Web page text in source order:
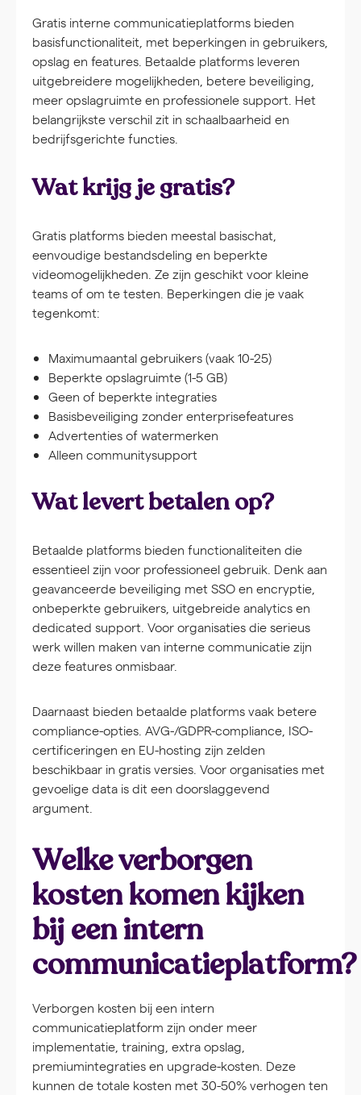
Gratis interne communicatieplatforms bieden
basisfunctionaliteit, met beperkingen in gebruikers,
opslag en features. Betaalde platforms leveren
uitgebreidere mogelijkheden, betere beveiliging,
meer opslagruimte en professionele support. Het
belangrijkste verschil zit in schaalbaarheid en
bedrijfsgerichte functies.
Wat krijg je gratis?
Gratis platforms bieden meestal basischat,
eenvoudige bestandsdeling en beperkte
videomogelijkheden. Ze zijn geschikt voor kleine
teams of om te testen. Beperkingen die je vaak
tegenkomt:
Maximumaantal gebruikers (vaak 10-25)
Beperkte opslagruimte (1-5 GB)
Geen of beperkte integraties
Basisbeveiliging zonder enterprisefeatures
Advertenties of watermerken
Alleen communitysupport
Wat levert betalen op?
Betaalde platforms bieden functionaliteiten die
essentieel zijn voor professioneel gebruik. Denk aan
geavanceerde beveiliging met SSO en encryptie,
onbeperkte gebruikers, uitgebreide analytics en
dedicated support. Voor organisaties die serieus
werk willen maken van interne communicatie zijn
deze features onmisbaar.
Daarnaast bieden betaalde platforms vaak betere
compliance-opties. AVG-/GDPR-compliance, ISO-
certificeringen en EU-hosting zijn zelden
beschikbaar in gratis versies. Voor organisaties met
gevoelige data is dit een doorslaggevend
argument.
Welke verborgen
kosten komen kijken
bij een intern
communicatieplatform?
Verborgen kosten bij een intern
communicatieplatform zijn onder meer
implementatie, training, extra opslag,
premiumintegraties en upgrade-kosten. Deze
kunnen de totale kosten met 30-50% verhogen ten